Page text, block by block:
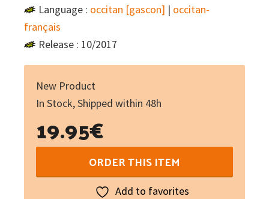
Language : occitan [gascon] | occitan-
français
Release : 10/2017
New Product
In Stock, Shipped within 48h
19.95€
populaires
ORDER THIS ITEM
Add to favorites